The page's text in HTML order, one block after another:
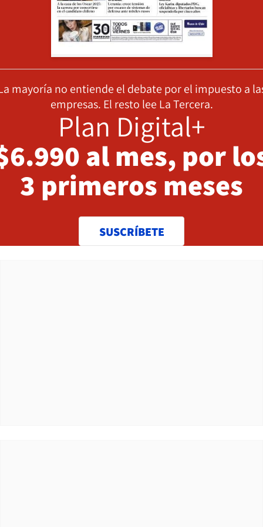
mayoría no entiende el debate por el impuesto a
empresas. El resto lee La Tercera.
Plan Digital+
al mes, por
3 primeros meses
SUSCRÍBETE